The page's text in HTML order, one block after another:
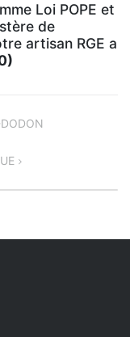
Loi POPE et
de
artisan RGE a